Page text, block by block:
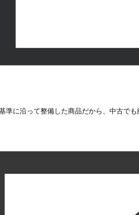
準に沿って整備した商品だから、中古で